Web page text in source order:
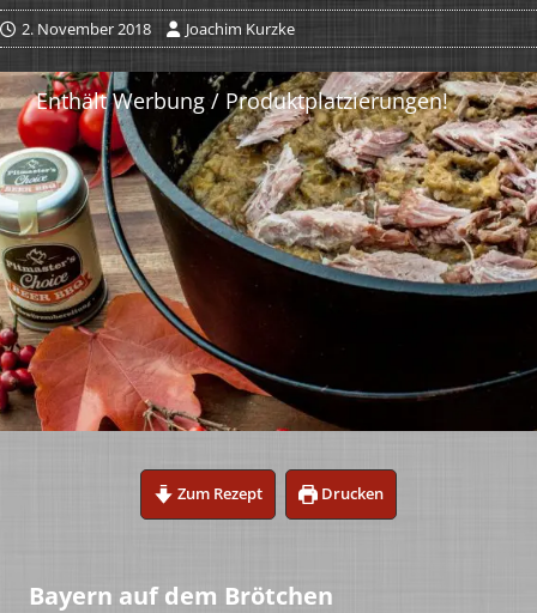
2. November 2018 Joachim Kurzke
Zum Rezept Drucken
Bayern auf dem Brötchen